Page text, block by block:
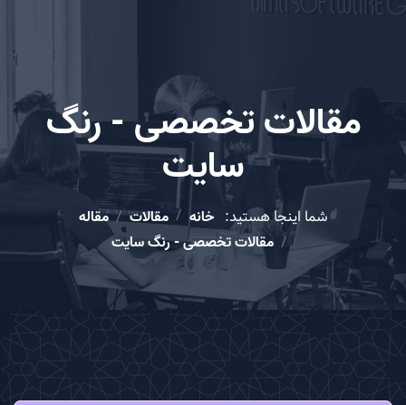
مقالات تخصصی - رنگ
سایت
شما اینجا هستید: خانه مقالات
مقاله
مقالات تخصصی - رنگ سایت